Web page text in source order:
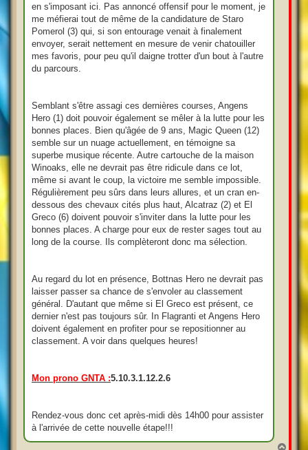
en s'imposant ici. Pas annoncé offensif pour le moment, je
me méfierai tout de même de la candidature de Staro
Pomerol (3) qui, si son entourage venait à finalement
envoyer, serait nettement en mesure de venir chatouiller
mes favoris, pour peu qu'il daigne trotter d'un bout à l'autre
du parcours.
Semblant s'être assagi ces dernières courses, Angens
Hero (1) doit pouvoir également se mêler à la lutte pour les
bonnes places. Bien qu'âgée de 9 ans, Magic Queen (12)
semble sur un nuage actuellement, en témoigne sa
superbe musique récente. Autre cartouche de la maison
Winoaks, elle ne devrait pas être ridicule dans ce lot,
même si avant le coup, la victoire me semble impossible.
Régulièrement peu sûrs dans leurs allures, et un cran en-
dessous des chevaux cités plus haut, Alcatraz (2) et El
Greco (6) doivent pouvoir s'inviter dans la lutte pour les
bonnes places. A charge pour eux de rester sages tout au
long de la course. Ils complèteront donc ma sélection.
Au regard du lot en présence, Bottnas Hero ne devrait pas
laisser passer sa chance de s'envoler au classement
général. D'autant que même si El Greco est présent, ce
dernier n'est pas toujours sûr. In Flagranti et Angens Hero
doivent également en profiter pour se repositionner au
classement. A voir dans quelques heures!
Mon prono GNTA :5.10.3.1.12.2.6
Rendez-vous donc cet après-midi dès 14h00 pour assister
à l'arrivée de cette nouvelle étape!!!